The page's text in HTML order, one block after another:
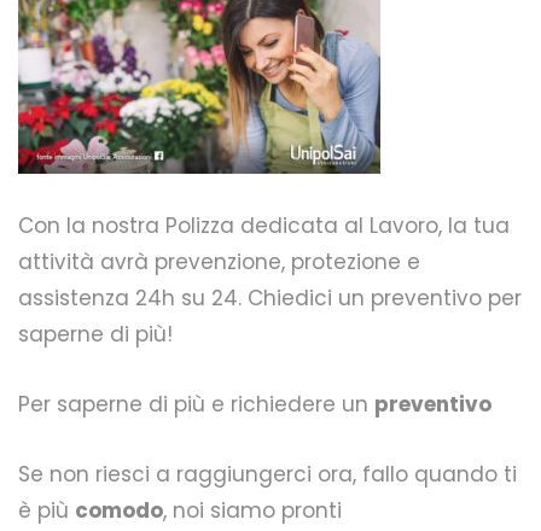
Con la nostra Polizza dedicata al Lavoro, la tua
attività avrà prevenzione, protezione e
assistenza 24h su 24. Chiedici un preventivo per
saperne di più!
Per saperne di più e richiedere un preventivo
Se non riesci a raggiungerci ora, fallo quando ti
è più comodo, noi siamo pronti